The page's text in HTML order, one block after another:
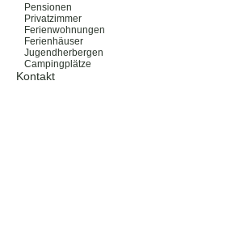
Pensionen
Privatzimmer
Ferienwohnungen
Ferienhäuser
Jugendherbergen
Campingplätze
Kontakt